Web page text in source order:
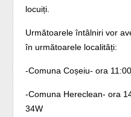
locuiți.
Următoarele întâlniri vor
în următoarele localități:
-Comuna Coșeiu- ora
-Comuna Hereclean- ora
34W